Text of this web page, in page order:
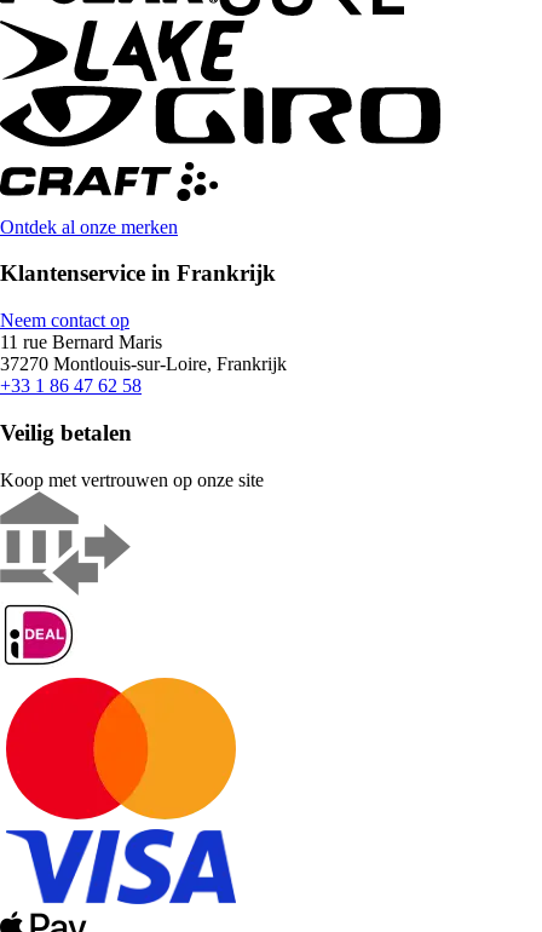
Ontdek al onze merken
Klantenservice in Frankrijk
Neem contact op
11 rue Bernard Maris
37270 Montlouis-sur-Loire, Frankrijk
+33 1 86 47 62 58
Veilig betalen
Koop met vertrouwen op onze site